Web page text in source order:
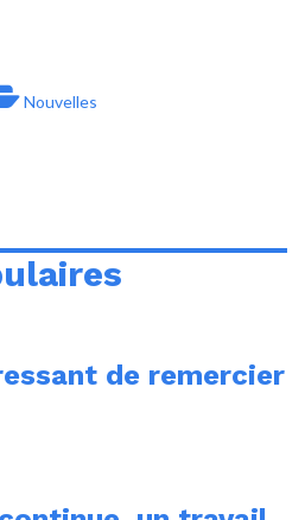
Nouvelles
de remercier